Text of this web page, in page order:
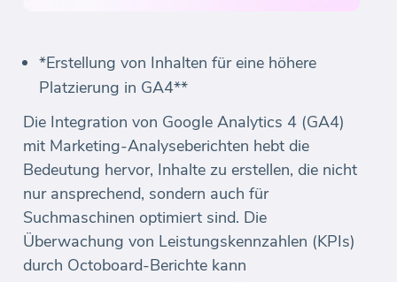
*Erstellung von Inhalten für eine höhere
Platzierung in GA4**
Die Integration von Google Analytics 4 (GA4)
mit Marketing-Analyseberichten hebt die
Bedeutung hervor, Inhalte zu erstellen, die nicht
nur ansprechend, sondern auch für
Suchmaschinen optimiert sind. Die
Überwachung von Leistungskennzahlen (KPIs)
durch Octoboard-Berichte kann